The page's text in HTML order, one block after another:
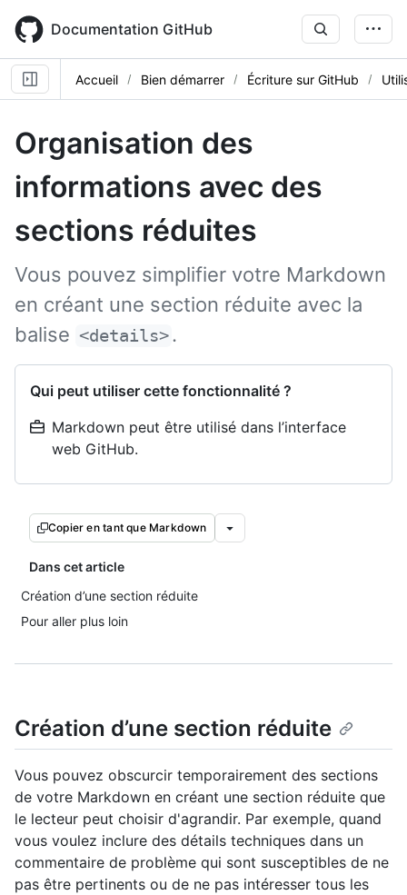
main
content
Documentation GitHub
Accueil Bien démarrer Écriture sur GitHub
Organisation des
informations avec des
sections réduites
Vous pouvez simplifier votre Markdown
en créant une section réduite avec la
balise <details> .
Qui peut utiliser cette fonctionnalité ?
Markdown peut être utilisé dans l’interface
web GitHub.
Copier en tant que Markdown
Dans cet article
Création d’une section réduite
Pour aller plus loin
Création d’une section réduite
Vous pouvez obscurcir temporairement des sections
de votre Markdown en créant une section réduite que
le lecteur peut choisir d'agrandir. Par exemple, quand
vous voulez inclure des détails techniques dans un
commentaire de problème qui sont susceptibles de ne
pas être pertinents ou de ne pas intéresser tous les